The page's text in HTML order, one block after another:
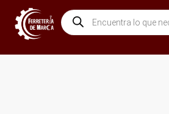
contenido
Búsqueda
de
productos